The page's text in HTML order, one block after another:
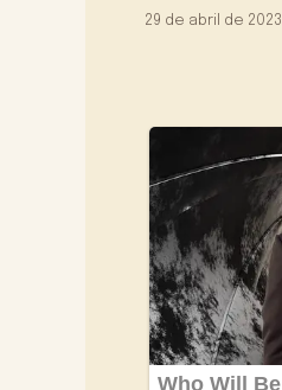
29 de abril de 2023